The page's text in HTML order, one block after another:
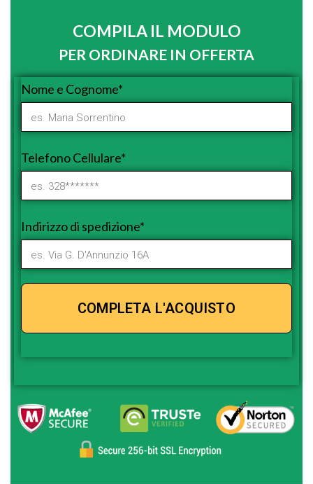
COMPILA IL MODULO
PER ORDINARE IN OFFERTA
Nome e Cognome*
Telefono Cellulare*
Indirizzo di spedizione*